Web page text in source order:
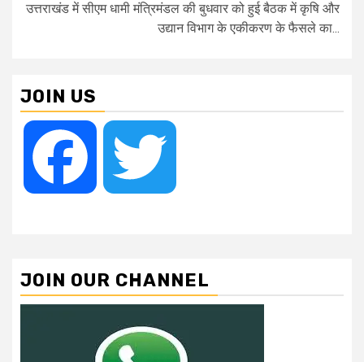
उत्तराखंड में सीएम धामी मंत्रिमंडल की बुधवार को हुई बैठक में कृषि और
उद्यान विभाग के एकीकरण के फैसले का...
JOIN US
Facebook
JOIN OUR CHANNEL